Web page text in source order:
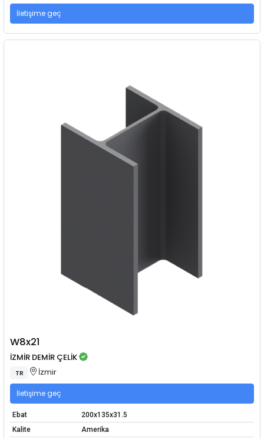
İletişime geç
W8x21
İZMİR DEMİR ÇELİK
TR İzmir
İletişime geç
Ebat
200x135x31.5
Kalite
Amerika